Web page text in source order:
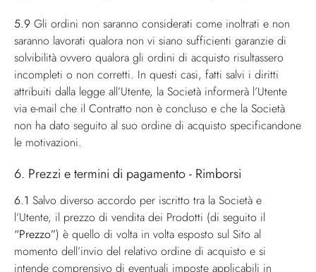
5.9 Gli ordini non saranno considerati come inoltrati e non
saranno lavorati qualora non vi siano sufficienti garanzie di
solvibilità ovvero qualora gli ordini di acquisto risultassero
incompleti o non corretti. In questi casi, fatti salvi i diritti
attribuiti dalla legge all’Utente, la Società informerà l’Utente
via e-mail che il Contratto non è concluso e che la Società
non ha dato seguito al suo ordine di acquisto specificandone
le motivazioni.
6. Prezzi e termini di pagamento - Rimborsi
6.1 Salvo diverso accordo per iscritto tra la Società e
l’Utente, il prezzo di vendita dei Prodotti (di seguito il
“Prezzo”) è quello di volta in volta esposto sul Sito al
momento dell’invio del relativo ordine di acquisto e si
intende comprensivo di eventuali imposte applicabili in